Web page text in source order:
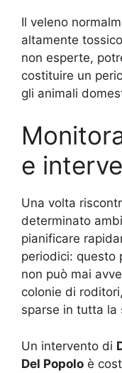
Il veleno
altamente
non esperte,
costituire un
gli animali
e
Una volta
determinato
pianificare
periodici: questo
non può mai
colonie di
sparse in tutta la
Un intervento di
Del Popolo è